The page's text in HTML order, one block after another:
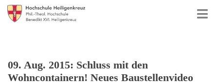
09. Aug. 2015: Schluss mit den
Wohncontainern! Neues Baustellenvideo